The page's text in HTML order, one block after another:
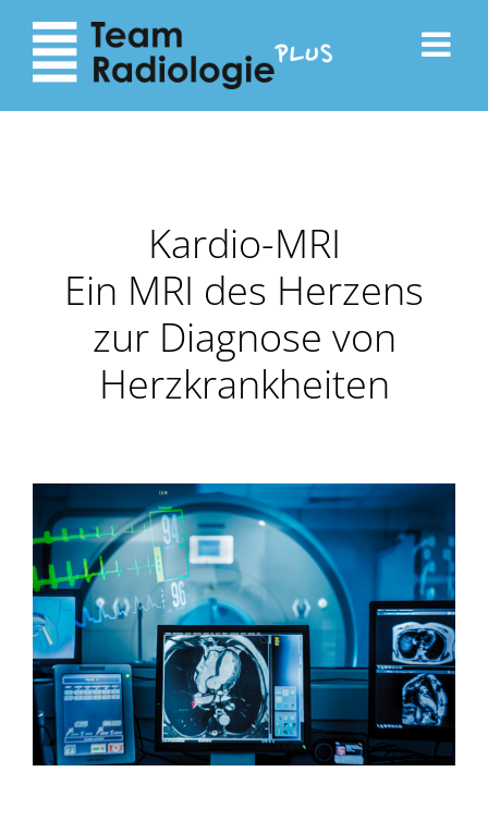
zum
Inhalt
Navigation
Kardio-MRI
Ein MRI des Herzens
zur Diagnose von
Herzkrankheiten